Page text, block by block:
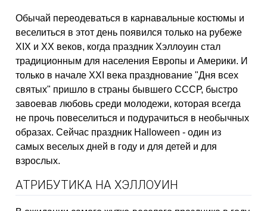
Обычай переодеваться в карнавальные костюмы и
веселиться в этот день появился только на рубеже
XIX и XX веков, когда праздник Хэллоуин стал
традиционным для населения Европы и Америки. И
только в начале XXI века празднование "Дня всех
святых" пришло в страны бывшего СССР, быстро
завоевав любовь среди молодежи, которая всегда
не прочь повеселиться и подурачиться в необычных
образах. Сейчас праздник Halloween - один из
самых веселых дней в году и для детей и для
взрослых.
АТРИБУТИКА НА ХЭЛЛОУИН